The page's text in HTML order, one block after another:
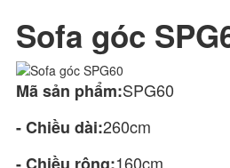
Sofa góc
Mã sản phẩm:SPG60
- Chiều dài:260cm
160cm